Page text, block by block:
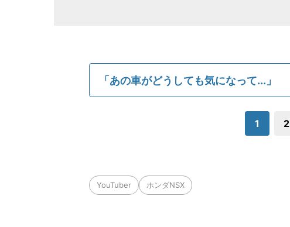
「あの車がどうしても気になって...」
1 2
YouTuber ホンダNSX